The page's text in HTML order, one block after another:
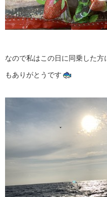
なので私はこの日に同乗した方
もありがとうです